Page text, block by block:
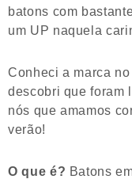
batons com
um UP naquela
Conheci a marca
descobri que foram
nós que amamos
verão!
O que é? Batons